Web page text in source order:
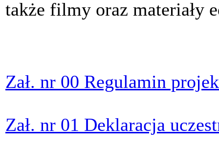
także filmy oraz materiały
Zał. nr 00 Regulamin
Zał. nr 01 Deklaracja